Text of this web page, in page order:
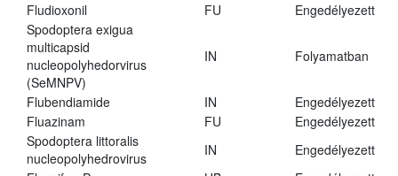
Fludioxonil FU
Engedélyezett
Spodoptera exigua
multicapsid
nucleopolyhedorvirus
(SeMNPV)
IN Folyamatban
Flubendiamide IN
Engedélyezett
Fluazinam
FU
Engedélyezett
Spodoptera littoralis
nucleopolyhedrovirus
IN
Engedélyezett